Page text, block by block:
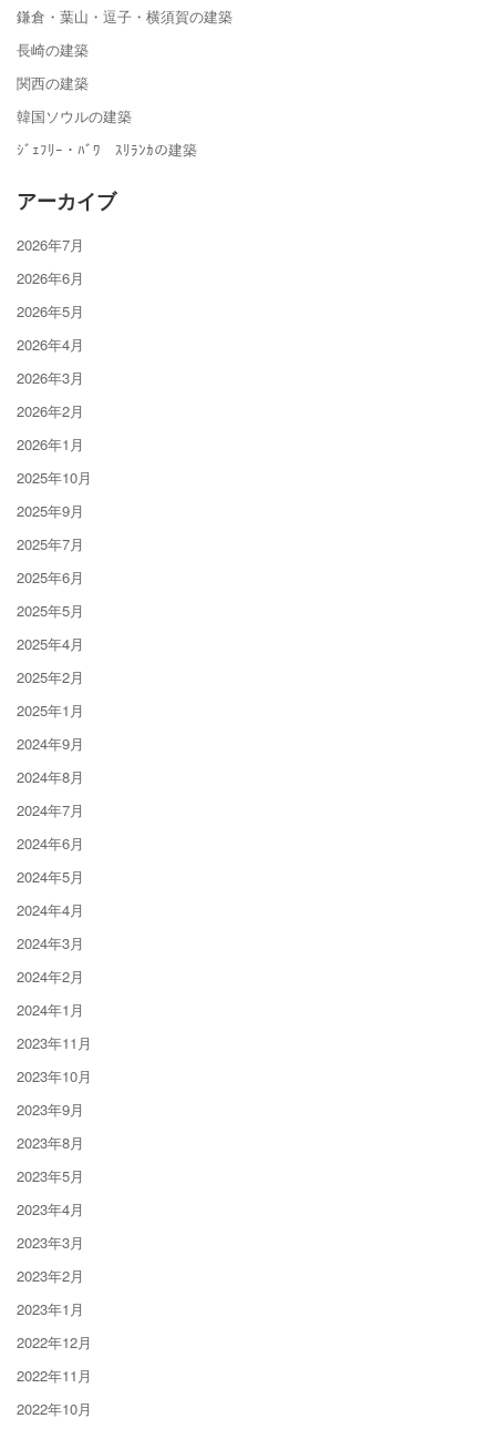
鎌倉・葉山・逗子・横須賀の建築
長崎の建築
関西の建築
韓国ソウルの建築
ｼﾞｪﾌﾘｰ・ﾊﾞﾜ ｽﾘﾗﾝｶの建築
アーカイブ
2026年7月
2026年6月
2026年5月
2026年4月
2026年3月
2026年2月
2026年1月
2025年10月
2025年9月
2025年7月
2025年6月
2025年5月
2025年4月
2025年2月
2025年1月
2024年9月
2024年8月
2024年7月
2024年6月
2024年5月
2024年4月
2024年3月
2024年2月
2024年1月
2023年11月
2023年10月
2023年9月
2023年8月
2023年5月
2023年4月
2023年3月
2023年2月
2023年1月
2022年12月
2022年11月
2022年10月